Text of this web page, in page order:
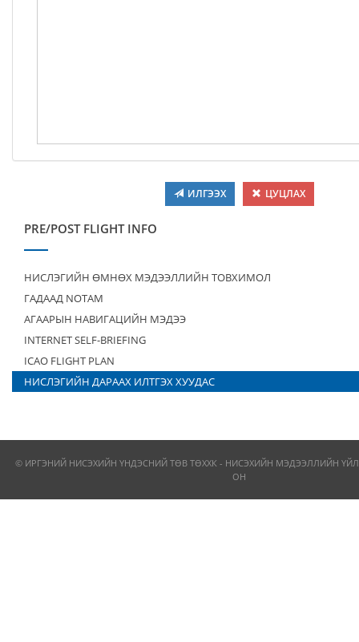
ИЛГЭЭХ ЦУЦЛАХ
PRE/POST FLIGHT INFO
НИСЛЭГИЙН ӨМНӨХ МЭДЭЭЛЛИЙН ТОВХИМОЛ
ГАДААД NOTAM
АГААРЫН НАВИГАЦИЙН МЭДЭЭ
INTERNET SELF-BRIEFING
ICAO FLIGHT PLAN
НИСЛЭГИЙН ДАРААХ ИЛТГЭХ ХУУДАС
© ИРГЭНИЙ НИСЭХИЙН ҮНДЭСНИЙ ТӨВ ТӨХХК - НИСЭХИЙН МЭДЭЭЛЛИЙН
ОН